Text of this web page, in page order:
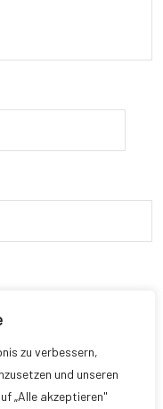
zu verbessern,
und unseren
„Alle akzeptieren"
Browser für meinen